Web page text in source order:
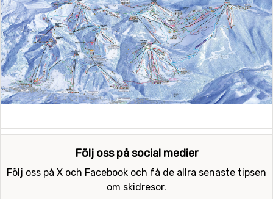
Följ oss på social medier
Följ oss på X och Facebook och få de allra senaste tipsen
om skidresor.